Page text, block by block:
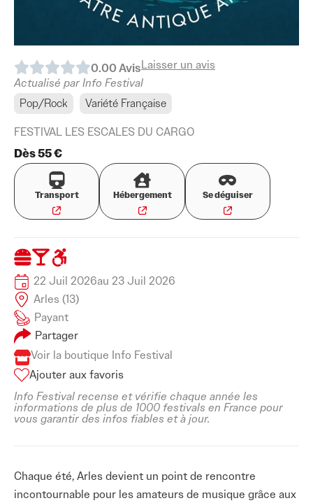
0.00AvisLaisser un avis
Actualisé par Info Festival
Pop/Rock
Variété Française
FESTIVAL LES ESCALES DU CARGO
Dès 55 €
Transport Hébergement Se déguiser
22 Juil 2026au 23 Juil 2026
Arles (13)
Payant
Partager
Voir la boutique Info Festival
Ajouter aux favoris
Info Festival recense et vérifie chaque année les
informations de plus de 1000 festivals en France pour
vous garantir des infos fiables et à jour.
Chaque été, Arles devient un point de rencontre
incontournable pour les amateurs de musique grâce aux